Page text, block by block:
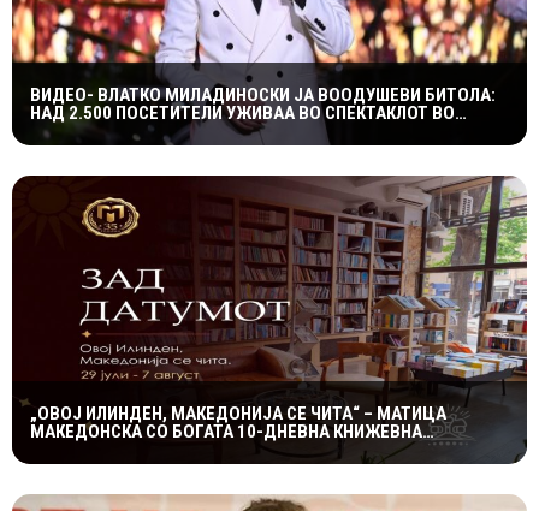
ВИДЕО- ВЛАТКО МИЛАДИНОСКИ ЈА ВООДУШЕВИ БИТОЛА:
НАД 2.500 ПОСЕТИТЕЛИ УЖИВАА ВО СПЕКТАКЛОТ ВО
ХЕРАКЛЕЈА
„ОВОЈ ИЛИНДЕН, МАКЕДОНИЈА СЕ ЧИТА“ – МАТИЦА
МАКЕДОНСКА СО БОГАТА 10-ДНЕВНА КНИЖЕВНА